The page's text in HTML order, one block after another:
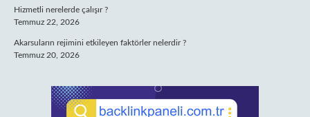
Hizmetli nerelerde çalışır ?
Temmuz 22, 2026
Akarsuların rejimini etkileyen faktörler nelerdir ?
Temmuz 20, 2026